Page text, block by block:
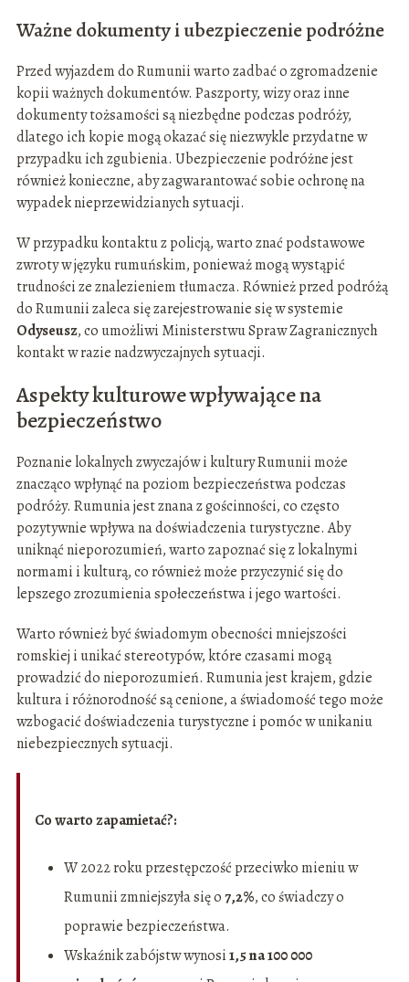
Ważne dokumenty i ubezpieczenie podróżne
Przed wyjazdem do Rumunii warto zadbać o zgromadzenie
kopii ważnych dokumentów. Paszporty, wizy oraz inne
dokumenty tożsamości są niezbędne podczas podróży,
dlatego ich kopie mogą okazać się niezwykle przydatne w
przypadku ich zgubienia. Ubezpieczenie podróżne jest
również konieczne, aby zagwarantować sobie ochronę na
wypadek nieprzewidzianych sytuacji.
W przypadku kontaktu z policją, warto znać podstawowe
zwroty w języku rumuńskim, ponieważ mogą wystąpić
trudności ze znalezieniem tłumacza. Również przed podróżą
do Rumunii zaleca się zarejestrowanie się w systemie
Odyseusz, co umożliwi Ministerstwu Spraw Zagranicznych
kontakt w razie nadzwyczajnych sytuacji.
Aspekty kulturowe wpływające na
bezpieczeństwo
Poznanie lokalnych zwyczajów i kultury Rumunii może
znacząco wpłynąć na poziom bezpieczeństwa podczas
podróży. Rumunia jest znana z gościnności, co często
pozytywnie wpływa na doświadczenia turystyczne. Aby
uniknąć nieporozumień, warto zapoznać się z lokalnymi
normami i kulturą, co również może przyczynić się do
lepszego zrozumienia społeczeństwa i jego wartości.
Warto również być świadomym obecności mniejszości
romskiej i unikać stereotypów, które czasami mogą
prowadzić do nieporozumień. Rumunia jest krajem, gdzie
kultura i różnorodność są cenione, a świadomość tego może
wzbogacić doświadczenia turystyczne i pomóc w unikaniu
niebezpiecznych sytuacji.
Co warto zapamietać?:
W 2022 roku przestępczość przeciwko mieniu w
Rumunii zmniejszyła się o7,2%, co świadczy o
poprawie bezpieczeństwa.
Wskaźnik zabójstw wynosi1,5 na 100 000